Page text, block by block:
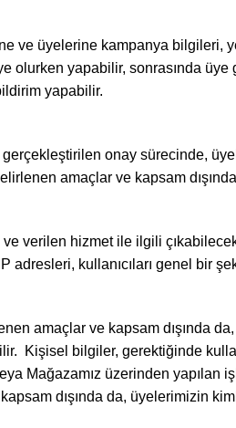
ve üyelerine kampanya
olurken yapabilir, sonrasında
yapabilir.
onay sürecinde,
amaçlar ve kapsam
verilen hizmet ile ilgili
adresleri, kullanıcıları genel bir
amaçlar ve kapsam dışında
Kişisel bilgiler, gerektiğinde
Mağazamız üzerinden
dışında da, üyelerimizin